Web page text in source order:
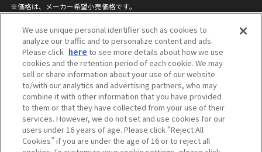
※価格は、メーカー希望小売価格です。
ざいますのでご了承ください。
privacypolicy
Do Not Sell or Share My
Personal Information
ウェブサイトご利用条件
ソーシャルメディアポリシー
個人情報保護方針
お問い合わせ
©BANDAI
We use unique personal identifier such as cookies to
analyze our traffic and to personalize content and ads.
Please click here to see more details about how we use
cookies and the retention period of each cookie. We may
sell or share information about your use of our website
to/with our analytics and advertising partners, who may
combine it with other information that you have provided
to them or that they have collected from your use of their
services. However, we do not set and use cookies for our
users under 16 years of age. Please click “Reject All
Cookies” if you are under the age of 16 or to reject all